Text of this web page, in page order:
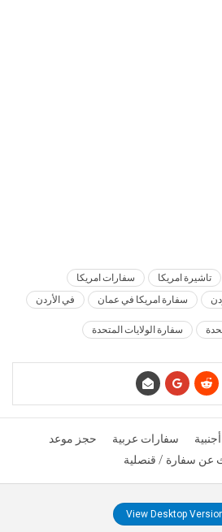
تاشيرة امريكا
سفارات امريكا
سفارة امريكا في عمان في الأردن
سفارة الولايات المتحدة
سفارات عربية
حجز موعد
عن سفارة / قنصلية